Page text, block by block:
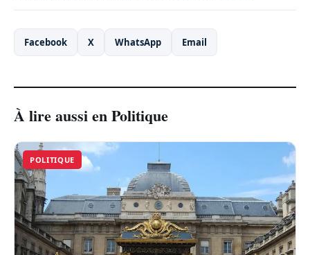
Facebook X WhatsApp Email
À lire aussi en Politique
POLITIQUE